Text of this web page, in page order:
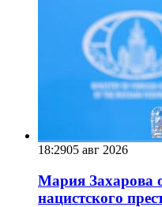
18:2905 авг 2026
Мария Захарова
нацистского